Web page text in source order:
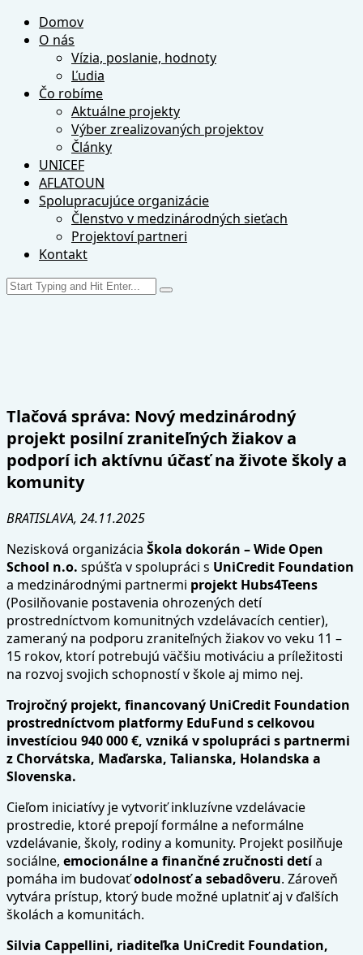
Domov
O nás
Vízia, poslanie, hodnoty
Ľudia
Čo robíme
Aktuálne projekty
Výber zrealizovaných projektov
Články
UNICEF
AFLATOUN
Spolupracujúce organizácie
Členstvo v medzinárodných sieťach
Projektoví partneri
Kontakt
Tlačová správa: Nový medzinárodný
projekt posilní zraniteľných žiakov a
podporí ich aktívnu účasť na živote školy a
komunity
BRATISLAVA, 24.11.2025
Nezisková organizácia Škola dokorán – Wide Open
School n.o. spúšťa v spolupráci s UniCredit Foundation
a medzinárodnými partnermi projekt Hubs4Teens
(Posilňovanie postavenia ohrozených detí
prostredníctvom komunitných vzdelávacích centier),
zameraný na podporu zraniteľných žiakov vo veku 11 –
15 rokov, ktorí potrebujú väčšiu motiváciu a príležitosti
na rozvoj svojich schopností v škole aj mimo nej.
Trojročný projekt, financovaný UniCredit Foundation
prostredníctvom platformy EduFund s celkovou
investíciou 940 000 €, vzniká v spolupráci s partnermi
z Chorvátska, Maďarska, Talianska, Holandska a
Slovenska.
Cieľom iniciatívy je vytvoriť inkluzívne vzdelávacie
prostredie, ktoré prepojí formálne a neformálne
vzdelávanie, školy, rodiny a komunity. Projekt posilňuje
sociálne, emocionálne a finančné zručnosti detía
pomáha im budovaťodolnosť a sebadôveru. Zároveň
vytvára prístup, ktorý bude možné uplatniť aj v ďalších
školách a komunitách.
Silvia Cappellini, riaditeľka UniCredit Foundation,